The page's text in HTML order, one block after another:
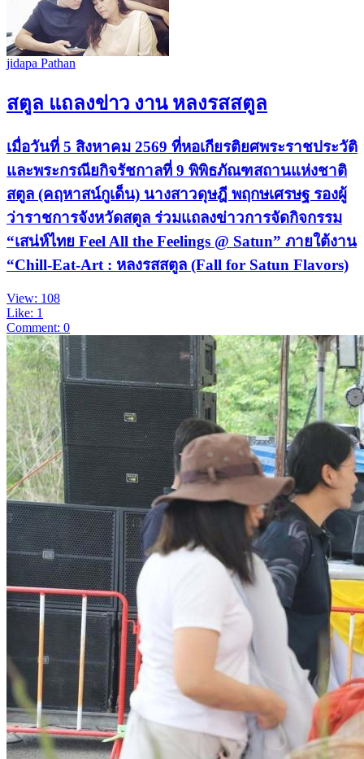
jidapa Pathan
สตูล แถลงข่าว งาน หลงรสสตูล
เมื่อวันที่ 5 สิงหาคม 2569 ที่หอเกียรติยศพระราชประวัติ
และพระกรณียกิจรัชกาลที่ 9 พิพิธภัณฑสถานแห่งชาติ
สตูล (คฤหาสน์กูเด็น) นางสาวดุษฎี พฤกษเศรษฐ รองผู้
ว่าราชการจังหวัดสตูล ร่วมแถลงข่าวการจัดกิจกรรม
“เสน่ห์ไทย Feel All the Feelings @ Satun” ภายใต้งาน
“Chill-Eat-Art : หลงรสสตูล (Fall for Satun Flavors)
View: 108
Like: 1
Comment: 0